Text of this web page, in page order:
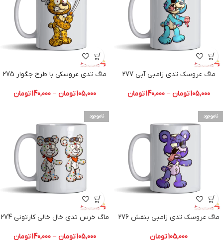
ماگ عروسک تدی زامبی آبی 277
105,000تومان –
140,000تومان
ماگ تدی عروسکی با طرح جگوار 275
105,000تومان –
140,000تومان
ناموجود
ماگ عروسک تدی زامبی بنفش 276
105,000تومان
ناموجود
ماگ خرس تدی خال خالی کارتونی 274
105,000تومان –
140,000تومان